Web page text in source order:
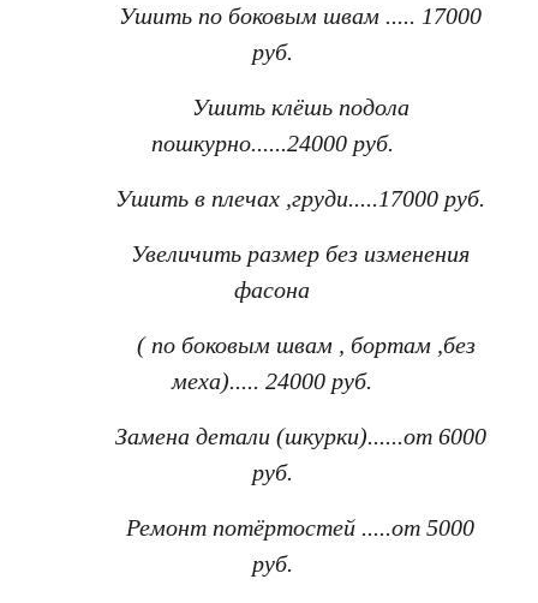
Ушить по боковым швам ..... 17000
руб.
Ушить клёшь подола
пошкурно......24000 руб.
Ушить в плечах ,груди.....17000 руб.
Увеличить размер без изменения
фасона
( по боковым швам , бортам ,без
меха)..... 24000 руб.
Замена детали (шкурки)......от 6000
руб.
Ремонт потёртостей .....от 5000
руб.